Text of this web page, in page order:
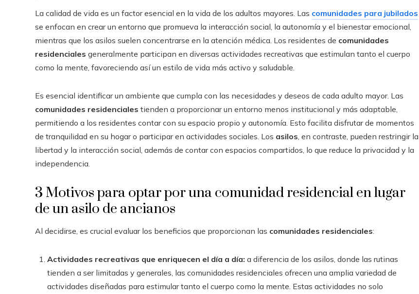
La calidad de vida es un factor esencial en la vida de los adultos mayores. Las comunidades para jubilados
se enfocan en crear un entorno que promueva la interacción social, la autonomía y el bienestar emocional,
mientras que los asilos suelen concentrarse en la atención médica. Los residentes de comunidades
residenciales generalmente participan en diversas actividades recreativas que estimulan tanto el cuerpo
como la mente, favoreciendo así un estilo de vida más activo y saludable.
Es esencial identificar un ambiente que cumpla con las necesidades y deseos de cada adulto mayor. Las
comunidades residenciales tienden a proporcionar un entorno menos institucional y más adaptable,
permitiendo a los residentes contar con su espacio propio y autonomía. Esto facilita disfrutar de momentos
de tranquilidad en su hogar o participar en actividades sociales. Los asilos , en contraste, pueden restringir la
libertad y la interacción social, además de contar con espacios compartidos, lo que reduce la privacidad y la
independencia.
3 Motivos para optar por una comunidad residencial en lugar
de un asilo de ancianos
Al decidirse, es crucial evaluar los beneficios que proporcionan las comunidades residenciales:
Actividades recreativas que enriquecen el día a día: a diferencia de los asilos, donde las rutinas
tienden a ser limitadas y generales, las comunidades residenciales ofrecen una amplia variedad de
actividades diseñadas para estimular tanto el cuerpo como la mente. Estas actividades no solo